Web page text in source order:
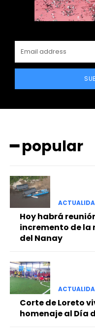
━
━ popular
Hoy habrá
incremento de la
del Nanay
Corte de Loreto
homenaje al Día